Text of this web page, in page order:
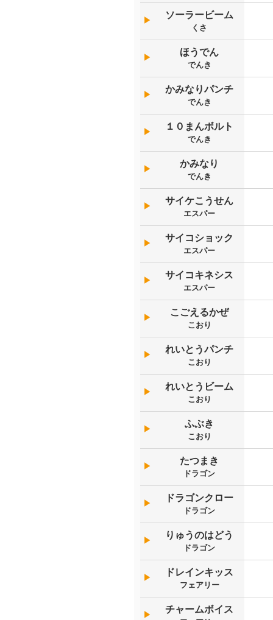
▶︎
ソーラービーム
くさ
▶︎
ほうでん
でんき
▶︎
かみなりパンチ
でんき
▶︎
１０まんボルト
でんき
▶︎
かみなり
でんき
▶︎
サイケこうせん
エスパー
▶︎
サイコショック
エスパー
▶︎
サイコキネシス
エスパー
▶︎
こごえるかぜ
こおり
▶︎
れいとうパンチ
こおり
▶︎
れいとうビーム
こおり
▶︎
ふぶき
こおり
▶︎
たつまき
ドラゴン
▶︎
ドラゴンクロー
ドラゴン
▶︎
りゅうのはどう
ドラゴン
▶︎
ドレインキッス
フェアリー
▶︎
チャームボイス